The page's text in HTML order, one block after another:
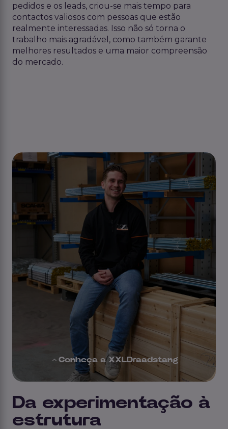
pedidos e os leads, criou-se mais tempo para
contactos valiosos com pessoas que estão
realmente interessadas. Isso não só torna o
trabalho mais agradável, como também garante
melhores resultados e uma maior compreensão
do mercado.
Conheça a XXLDraadstang
Da experimentação à
estrutura